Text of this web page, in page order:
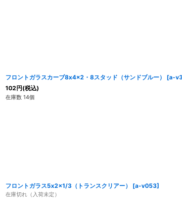
フロントガラスカーブ8x4x2・8スタッド（サンドブルー） [a-
102円(税込)
在庫数 14個
フロントガラス5x2x1/3（トランスクリアー） [a-v053]
在庫切れ（入荷未定）